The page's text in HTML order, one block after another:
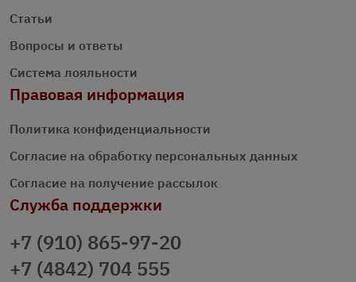
Статьи
Вопросы и ответы
Система лояльности
Правовая информация
Политика конфиденциальности
Согласие на обработку персональных данных
Согласие на получение рассылок
Служба поддержки
+7 (910) 865-97-20
+7 (4842) 704 555